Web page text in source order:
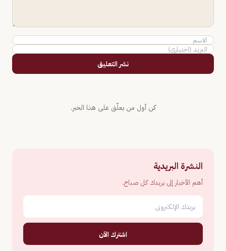
نشر التعليق
كن أول من يعلّق على هذا الخبر.
النشرة البريدية
أهم الأخبار إلى بريدك كل صباح.
اشترك الآن